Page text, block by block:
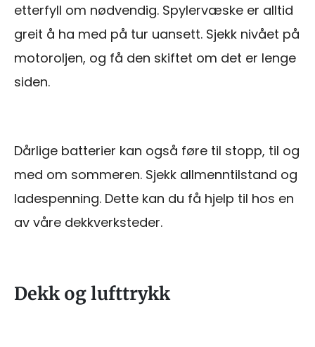
etterfyll om nødvendig. Spylervæske er alltid
greit å ha med på tur uansett. Sjekk nivået på
motoroljen, og få den skiftet om det er lenge
siden.
Dårlige batterier kan også føre til stopp, til og
med om sommeren. Sjekk allmenntilstand og
ladespenning. Dette kan du få hjelp til hos en
av våre dekkverksteder.
Dekk og lufttrykk